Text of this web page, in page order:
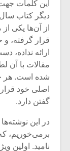
این کلمات
از آن‌ها یکی
قرار گرفته،
ارائه
مقالات با آن
شده است. هر
اصلی خود
گفتن دارد.
در این
برمی‌خوریم،
نامید. اولین